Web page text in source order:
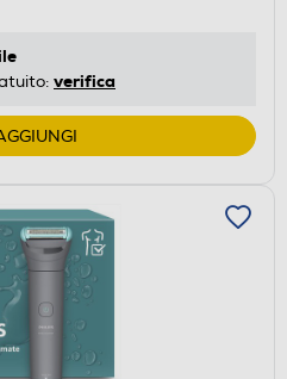
verifica